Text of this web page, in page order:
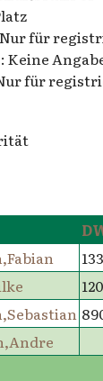
für
Keine
für